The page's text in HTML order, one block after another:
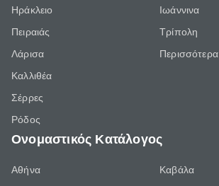
Ηράκλειο
Πειραιάς
Λάρισα
Καλλιθέα
Σέρρες
Ρόδος
Ιωάννινα
Τρίπολη
Περισσότερα
Ονομαστικός Κατάλογος
Αθήνα Καβάλα